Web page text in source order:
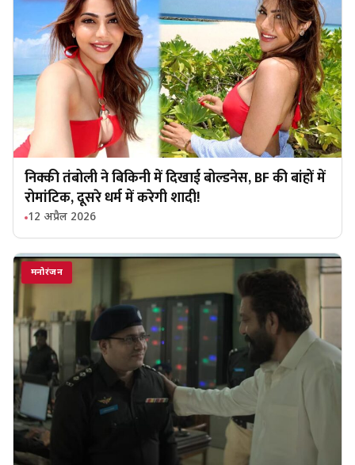
निक्की तंबोली ने बिकिनी में दिखाई बोल्डनेस, BF की बांहों में
रोमांटिक, दूसरे धर्म में करेगी शादी!
12 अप्रैल 2026
मनोरंजन